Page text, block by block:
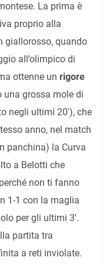
La prima è
proprio alla
giallorosso, quando
all’olimpico di
ottenne un rigore
una grossa mole di
negli ultimi 20′), che
anno, nel match
panchina) la Curva
a Belotti che
non ti fanno
1-1 con la maglia
per gli ultimi 3′.
partita tra
a reti inviolate.